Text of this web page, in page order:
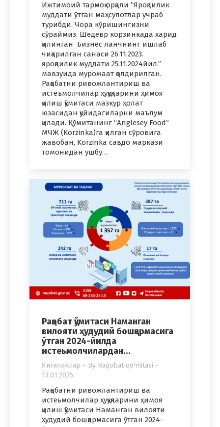
Ижтимоий тармоқ орқали “Яроқлилик
муддати ўтган маҳсулотлар учраб
турибди. Чора кўришингизни
сўраймиз. Шедевр корзинкада харид
қилинган Бизнес ланчнинг ишлаб
чиқарилган санаси 26.11.2023.
яроқлилик муддати 25.11.2024йил.”
мавзуида мурожаат қолдирилган.
Рақобатни ривожлантириш ва
истеъмолчилар ҳуқуқларини ҳимоя
қилиш қўмитаси мазкур ҳолат
юзасидан қуйидагиларни маълум
қилади. Қўмитанинг “Anglesey Food”
МЧЖ (Korzinka)га қилган сўровига
жавобан, Korzinka савдо маркази
томонидан ушбу…
Рақобат қўмитаси Наманган
вилояти ҳудудий бошқармасига
ўтган 2024-йилда
истеьмолчилардан…
Янгиликлар By Raqobat qo'mitasi
13.01.2025
Рақобатни ривожлантириш ва
истеьмолчилар ҳуқуқларини ҳимоя
қилиш қўмитаси Наманган вилояти
ҳудудий бошқармасига ўтган 2024-